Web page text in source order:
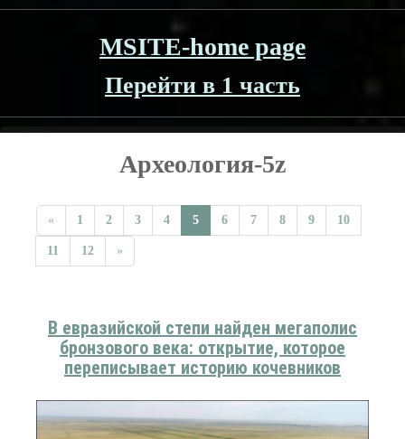
MSITE-home page
Перейти в 1 часть
Археология-5z
« 1 2 3 4 5 6 7 8 9 10
11 12 »
В евразийской степи найден мегаполис
бронзового века: открытие, которое
переписывает историю кочевников